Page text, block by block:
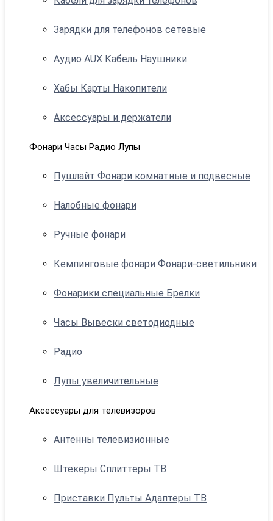
Зарядки для телефонов сетевые
Аудио AUX Кабель Наушники
Хабы Карты Накопители
Аксессуары и держатели
Фонари Часы Радио Лупы
Пушлайт Фонари комнатные и подвесные
Налобные фонари
Ручные фонари
Кемпинговые фонари Фонари-светильники
Фонарики специальные Брелки
Часы Вывески светодиодные
Радио
Лупы увеличительные
Аксессуары для телевизоров
Антенны телевизионные
Штекеры Сплиттеры ТВ
Приставки Пульты Адаптеры ТВ